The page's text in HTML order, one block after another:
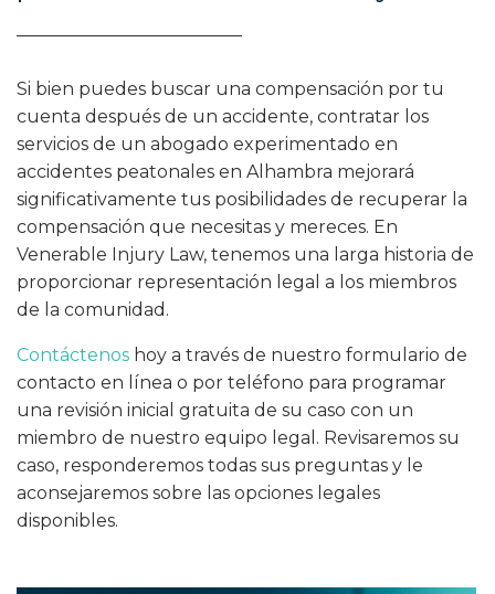
Si bien puedes buscar una compensación por tu
cuenta después de un accidente, contratar los
servicios de un abogado experimentado en
accidentes peatonales en Alhambra mejorará
significativamente tus posibilidades de recuperar la
compensación que necesitas y mereces. En
Venerable Injury Law, tenemos una larga historia de
proporcionar representación legal a los miembros
de la comunidad.
Contáctenos hoy a través de nuestro formulario de
contacto en línea o por teléfono para programar
una revisión inicial gratuita de su caso con un
miembro de nuestro equipo legal. Revisaremos su
caso, responderemos todas sus preguntas y le
aconsejaremos sobre las opciones legales
disponibles.